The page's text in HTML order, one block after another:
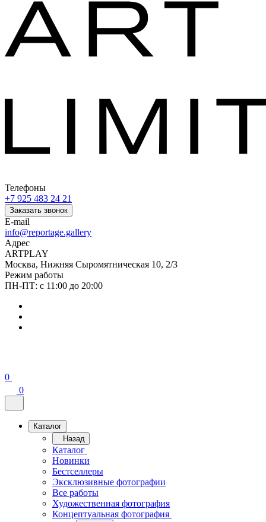
Телефоны
+7 925 483 24 21
Заказать звонок
E-mail
info@reportage.gallery
Адрес
ARTPLAY
Москва, Нижняя Сыромятническая 10, 2/3
Режим работы
ПН-ПТ: с 11:00 до 20:00
0
0
Каталог
Назад
Каталог
Новинки
Бестселлеры
Эксклюзивные фотографии
Все работы
Художественная фотография
Концептуальная фотография